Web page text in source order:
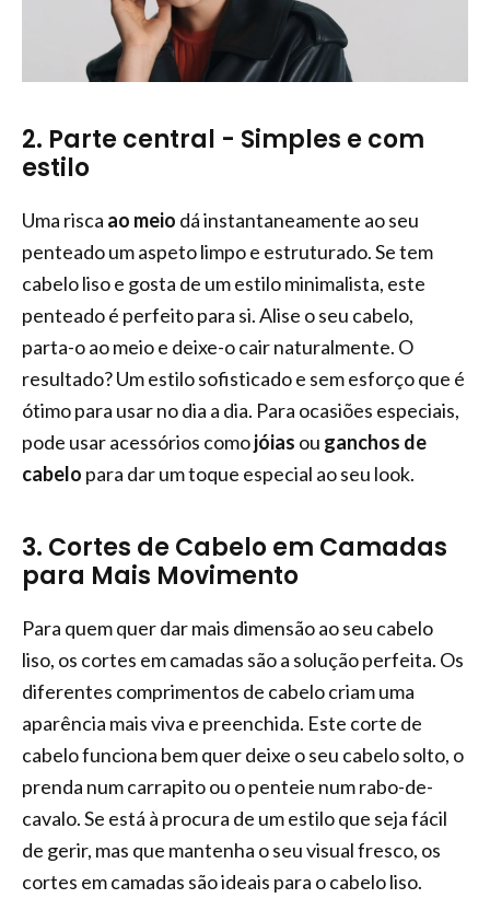
2. Parte central - Simples e com
estilo
Uma risca ao meio dá instantaneamente ao seu
penteado um aspeto limpo e estruturado. Se tem
cabelo liso e gosta de um estilo minimalista, este
penteado é perfeito para si. Alise o seu cabelo,
parta-o ao meio e deixe-o cair naturalmente. O
resultado? Um estilo sofisticado e sem esforço que é
ótimo para usar no dia a dia. Para ocasiões especiais,
pode usar acessórios comojóias ou ganchos de
cabelo para dar um toque especial ao seu look.
3. Cortes de Cabelo em Camadas
para Mais Movimento
Para quem quer dar mais dimensão ao seu cabelo
liso, os cortes em camadas são a solução perfeita. Os
diferentes comprimentos de cabelo criam uma
aparência mais viva e preenchida. Este corte de
cabelo funciona bem quer deixe o seu cabelo solto, o
prenda num carrapito ou o penteie num rabo-de-
cavalo. Se está à procura de um estilo que seja fácil
de gerir, mas que mantenha o seu visual fresco, os
cortes em camadas são ideais para o cabelo liso.